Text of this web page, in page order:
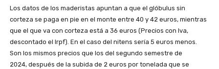
Los datos de los maderistas apuntan a que el glóbulus sin
corteza se paga en pie en el monte entre 40 y 42 euros, mientras
que el que va con corteza está a 36 euros (Precios con Iva,
descontado el Irpf). En el caso del nitens sería 5 euros menos.
Son los mismos precios que los del segundo semestre de
2024, después de la subida de 2 euros por tonelada que se